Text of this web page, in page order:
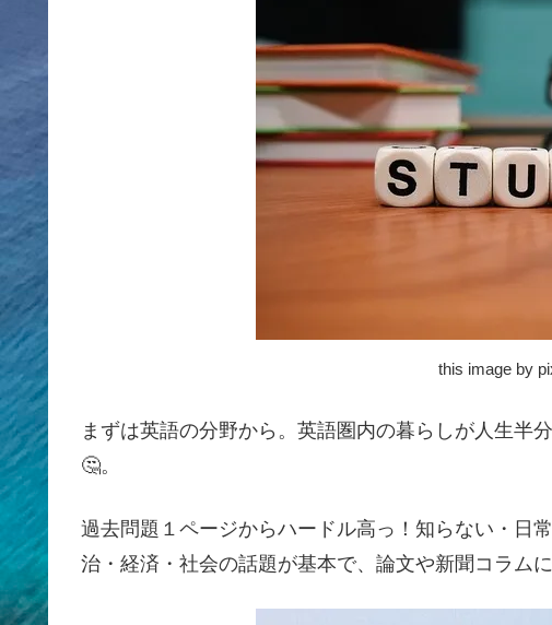
this image by
まずは英語の分野から。英語圏内の暮らしが人生半
🤔。
過去問題１ページからハードル高っ！知らない・日
治・経済・社会の話題が基本で、論文や新聞コラム